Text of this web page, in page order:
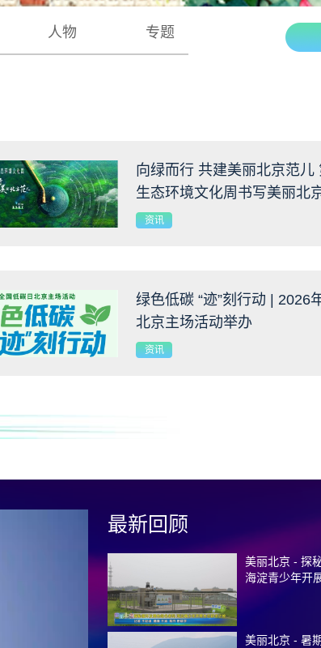
人物 专题
向绿而行 共建美丽北京范儿
生态环境文化周书写美丽北
践资讯
绿色低碳 “迹”刻行动 | 2026
北京主场活动举办
资讯
最新回顾
美丽北京 - 探
海淀青少年开
美丽北京 - 暑